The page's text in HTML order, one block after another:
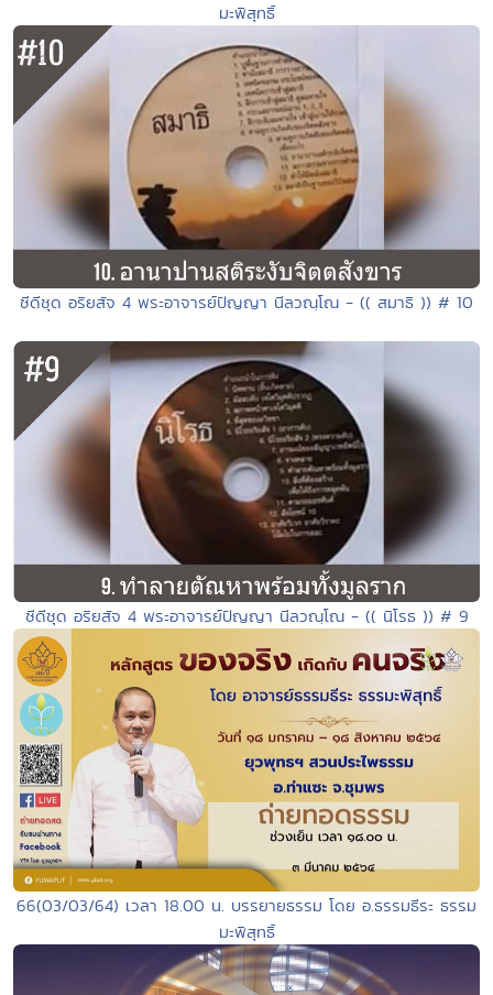
มะพิสุทธิ์
ซีดีชุด อริยสัจ 4 พระอาจารย์ปัญญา นีลวณฺโณ - (( สมาธิ )) # 10
ซีดีชุด อริยสัจ 4 พระอาจารย์ปัญญา นีลวณฺโณ - (( นิโรธ )) # 9
66(03/03/64) เวลา 18.00 น. บรรยายธรรม โดย อ.ธรรมธีระ ธรรม
มะพิสุทธิ์